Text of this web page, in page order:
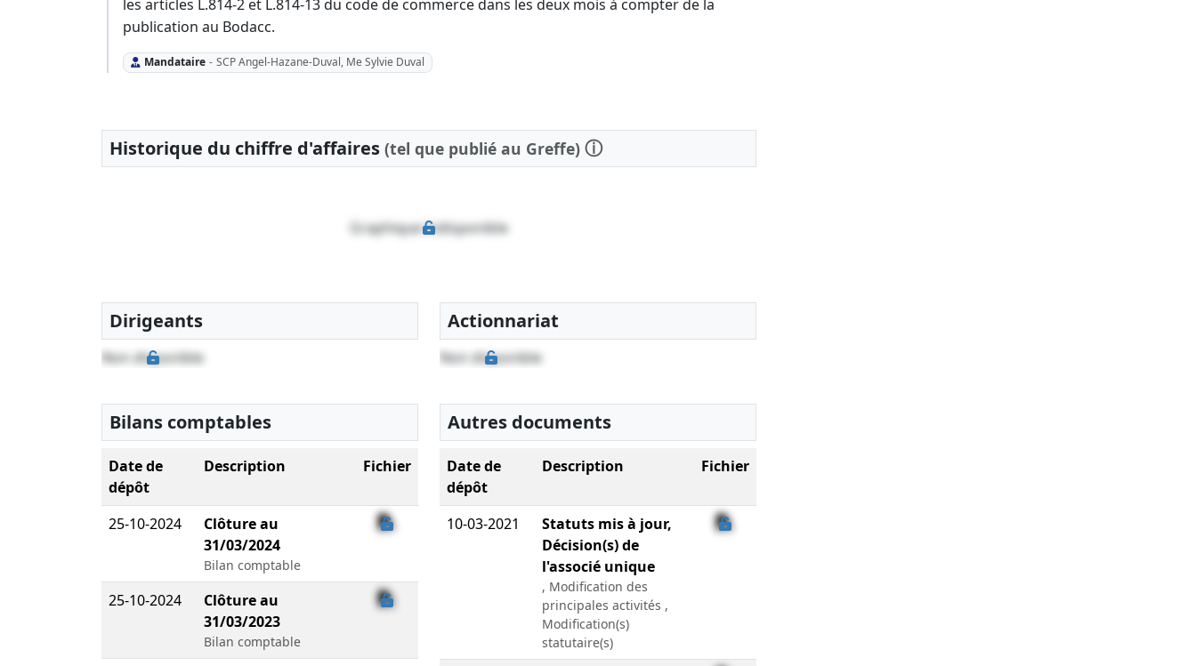
les articles L.814-2 et L.814-13 du code de commerce dans les deux mois à compter de la
publication au Bodacc.
Mandataire - SCP Angel-Hazane-Duval, Me Sylvie Duval
Historique du chiffre d'affaires (tel que publié au Greffe) ⓘ
Graphique indisponible
Dirigeants
Non disponible
Actionnariat
Non disponible
Bilans comptables
Date de
dépôt
Description Fichier
25-10-2024
Clôture au
31/03/2024
Bilan comptable
25-10-2024
Clôture au
31/03/2023
Bilan comptable
Autres documents
Date de
dépôt
Description Fichier
10-03-2021
Statuts mis à jour,
Décision(s) de
l'associé unique
, Modification des
principales activités ,
Modification(s)
statutaire(s)